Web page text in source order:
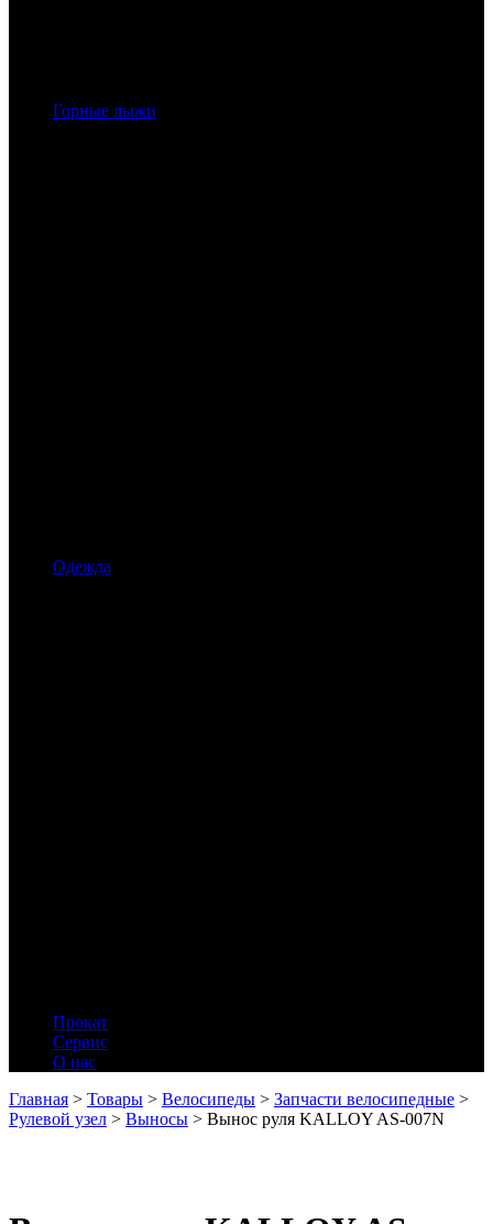
Горные лыжи
Одежда
Прокат
Сервис
О нас
Главная > Товары > Велосипеды > Запчасти велосипедные >
Рулевой узел > Выносы > Вынос руля KALLOY AS-007N